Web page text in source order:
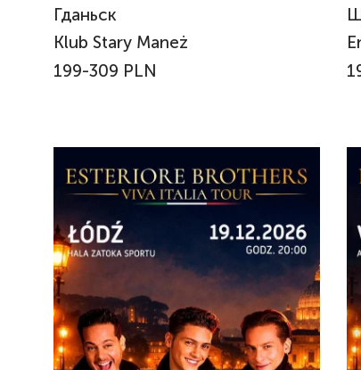
Гданьск
Klub Stary Maneż
199-309 PLN